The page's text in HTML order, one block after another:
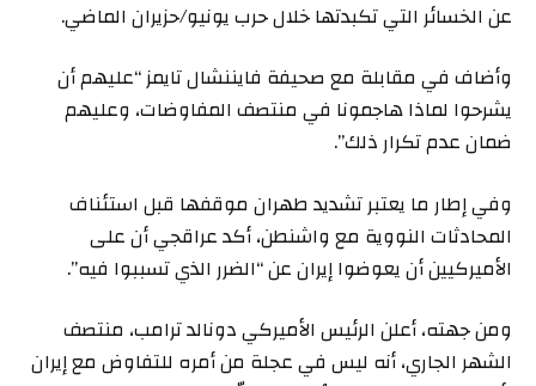
عن الخسائر التي تكبدتها خلال حرب يونيو/حزيران الماضي.
وأضاف في مقابلة مع صحيفة فايننشال تايمز “عليهم أن
يشرحوا لماذا هاجمونا في منتصف المفاوضات، وعليهم
ضمان عدم تكرار ذلك”.
وفي إطار ما يعتبر تشديد طهران موقفها قبل استئناف
المحادثات النووية مع واشنطن، أكد عراقجي أن على
الأميركيين أن يعوضوا إيران عن “الضرر الذي تسببوا فيه”.
ومن جهته، أعلن الرئيس الأميركي دونالد ترامب، منتصف
الشهر الجاري، أنه ليس في عجلة من أمره للتفاوض مع إيران